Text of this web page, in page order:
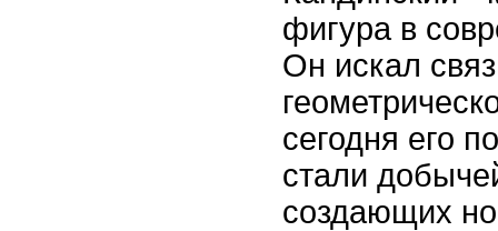
фигура в
Он искал
сегодня его
стали
создающих